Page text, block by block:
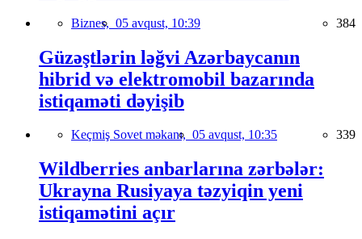
Biznes, 05 avqust, 10:39 384
Güzəştlərin ləğvi Azərbaycanın
hibrid və elektromobil bazarında
istiqaməti dəyişib
Keçmiş Sovet məkanı, 05 avqust, 10:35 339
Wildberries anbarlarına zərbələr:
Ukrayna Rusiyaya təzyiqin yeni
istiqamətini açır